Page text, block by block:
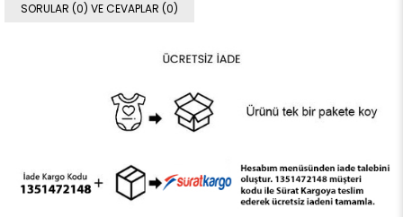
SORULAR (0) VE CEVAPLAR (0)